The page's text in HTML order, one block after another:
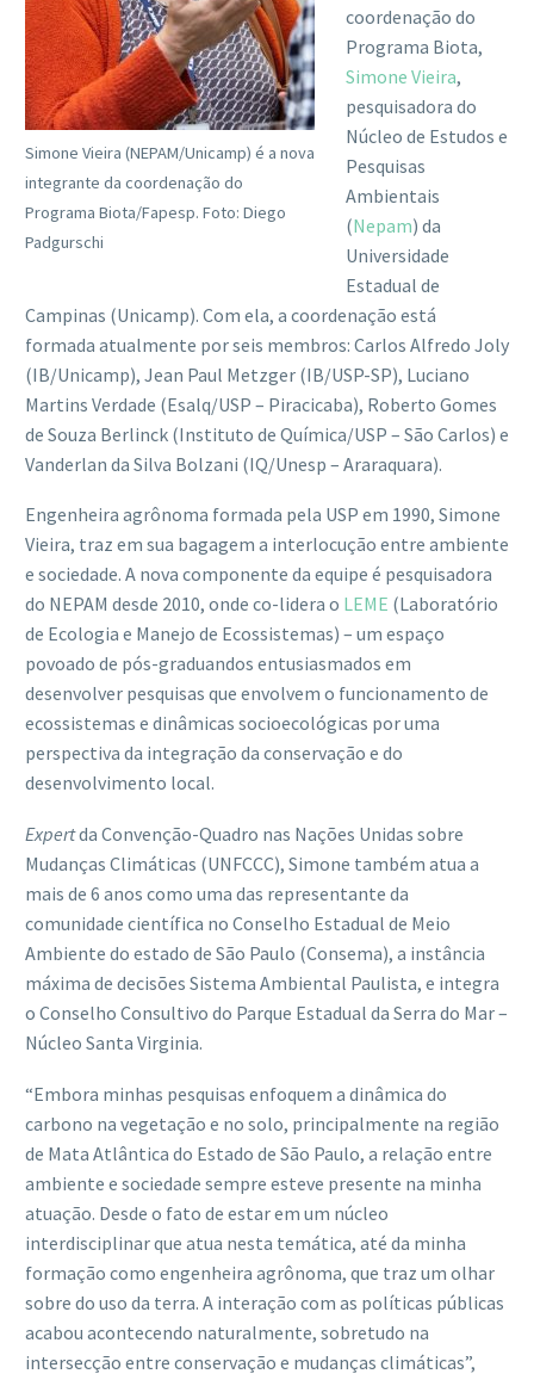
Simone Vieira (NEPAM/Unicamp) é a nova
integrante da coordenação do
Programa Biota/Fapesp. Foto: Diego
Padgurschi
coordenação do
Programa Biota,
Simone Vieira,
pesquisadora do
Núcleo de Estudos e
Pesquisas
Ambientais
(Nepam) da
Universidade
Estadual de
Campinas (Unicamp). Com ela, a coordenação está
formada atualmente por seis membros: Carlos Alfredo Joly
(IB/Unicamp), Jean Paul Metzger (IB/USP-SP), Luciano
Martins Verdade (Esalq/USP – Piracicaba), Roberto Gomes
de Souza Berlinck (Instituto de Química/USP – São Carlos) e
Vanderlan da Silva Bolzani (IQ/Unesp – Araraquara).
Engenheira agrônoma formada pela USP em 1990, Simone
Vieira, traz em sua bagagem a interlocução entre ambiente
e sociedade. A nova componente da equipe é pesquisadora
do NEPAM desde 2010, onde co-lidera o LEME (Laboratório
de Ecologia e Manejo de Ecossistemas) – um espaço
povoado de pós-graduandos entusiasmados em
desenvolver pesquisas que envolvem o funcionamento de
ecossistemas e dinâmicas socioecológicas por uma
perspectiva da integração da conservação e do
desenvolvimento local.
Expertda Convenção-Quadro nas Nações Unidas sobre
Mudanças Climáticas (UNFCCC), Simone também atua a
mais de 6 anos como uma das representante da
comunidade científica no Conselho Estadual de Meio
Ambiente do estado de São Paulo (Consema), a instância
máxima de decisões Sistema Ambiental Paulista, e integra
o Conselho Consultivo do Parque Estadual da Serra do Mar –
Núcleo Santa Virginia.
“Embora minhas pesquisas enfoquem a dinâmica do
carbono na vegetação e no solo, principalmente na região
de Mata Atlântica do Estado de São Paulo, a relação entre
ambiente e sociedade sempre esteve presente na minha
atuação. Desde o fato de estar em um núcleo
interdisciplinar que atua nesta temática, até da minha
formação como engenheira agrônoma, que traz um olhar
sobre do uso da terra. A interação com as políticas públicas
acabou acontecendo naturalmente, sobretudo na
intersecção entre conservação e mudanças climáticas”,